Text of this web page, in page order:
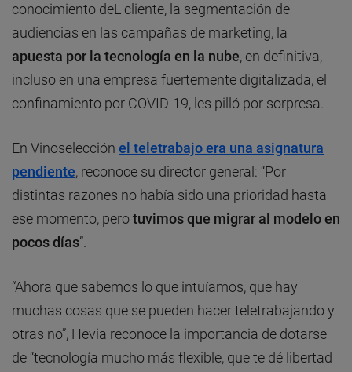
conocimiento deL cliente, la segmentación de
audiencias en las campañas de marketing, la
apuesta por la tecnología en la nube, en definitiva,
incluso en una empresa fuertemente digitalizada, el
confinamiento por COVID-19, les pilló por sorpresa.
En Vinoselección el teletrabajo era una asignatura
pendiente, reconoce su director general: “Por
distintas razones no había sido una prioridad hasta
ese momento, perotuvimos que migrar al modelo en
pocos días”.
“Ahora que sabemos lo que intuíamos, que hay
muchas cosas que se pueden hacer teletrabajando y
otras no”, Hevia reconoce la importancia de dotarse
de “tecnología mucho más flexible, que te dé libertad